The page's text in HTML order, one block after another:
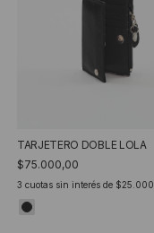
TARJETERO DOBLE LOLA
$75.000,00
3 cuotas sin interés de $25.000